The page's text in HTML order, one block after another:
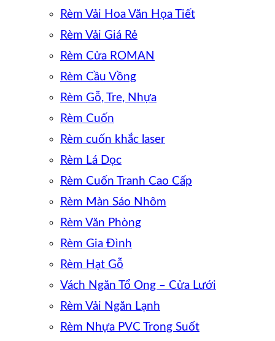
Rèm Vải Hoa Văn Họa Tiết
Rèm Vải Giá Rẻ
Rèm Cửa ROMAN
Rèm Cầu Vồng
Rèm Gỗ, Tre, Nhựa
Rèm Cuốn
Rèm cuốn khắc laser
Rèm Lá Dọc
Rèm Cuốn Tranh Cao Cấp
Rèm Màn Sáo Nhôm
Rèm Văn Phòng
Rèm Gia Đình
Rèm Hạt Gỗ
Vách Ngăn Tổ Ong – Cửa Lưới
Rèm Vải Ngăn Lạnh
Rèm Nhựa PVC Trong Suốt